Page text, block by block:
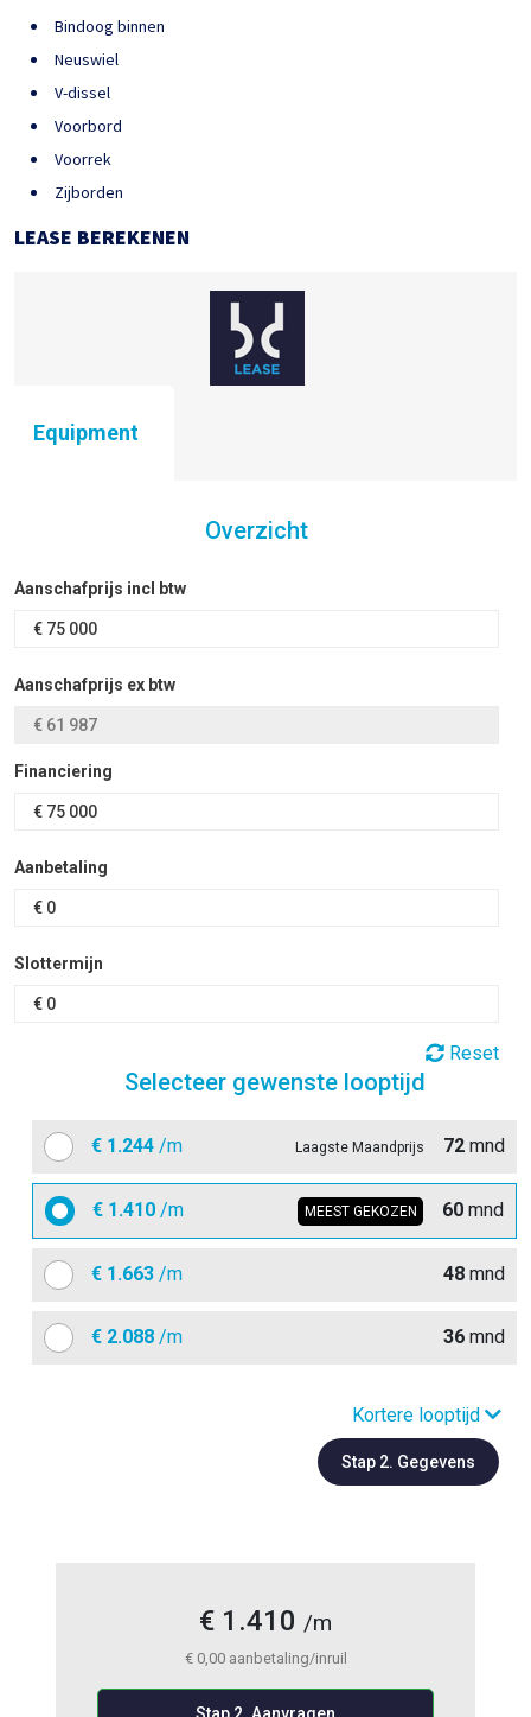
Bindoog binnen
Neuswiel
V-dissel
Voorbord
Voorrek
Zijborden
LEASE BEREKENEN